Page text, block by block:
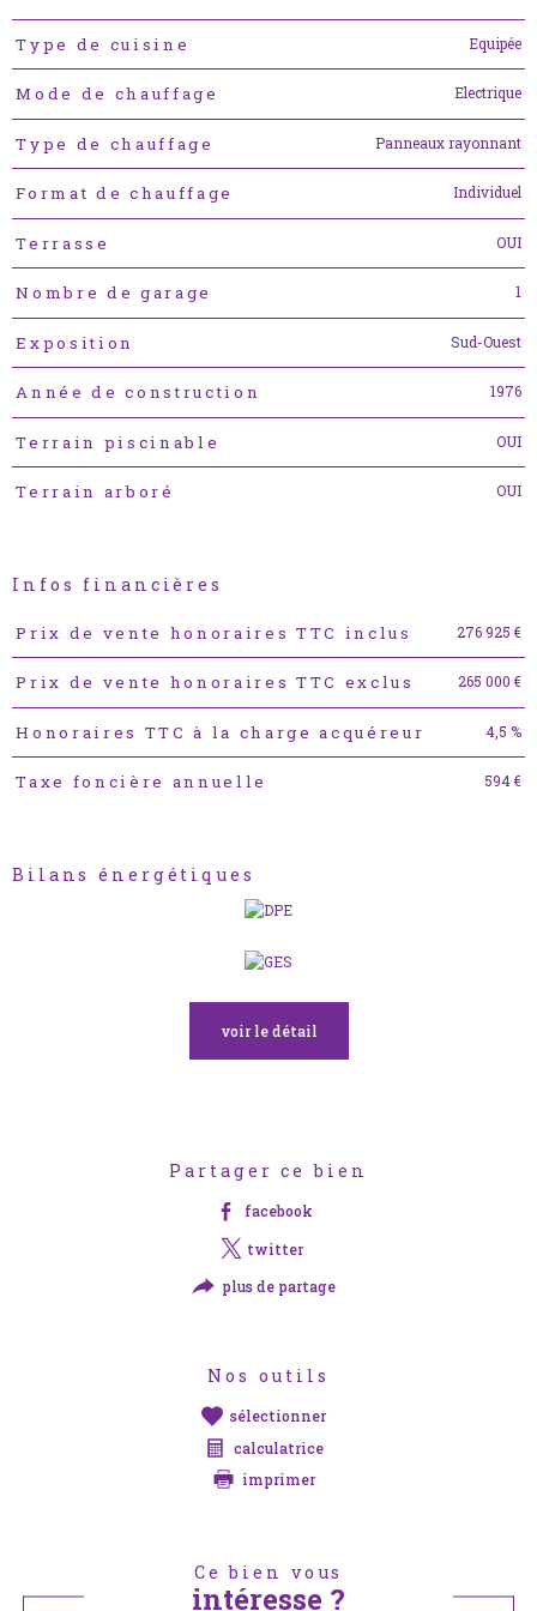
Type de cuisine Equipée
Mode de chauffage Electrique
Type de chauffage Panneaux rayonnant
Format de chauffage Individuel
Terrasse OUI
Nombre de garage 1
Exposition Sud-Ouest
Année de construction 1976
Terrain piscinable OUI
Terrain arboré OUI
Infos financières
Caractéristiques Valeurs
Prix de vente honoraires TTC inclus 276 925 €
Prix de vente honoraires TTC exclus 265 000 €
Honoraires TTC à la charge acquéreur 4,5 %
Taxe foncière annuelle 594 €
Bilans énergétiques
voir le détail
Partager ce bien
facebook
twitter
plus de partage
Nos outils
sélectionner
calculatrice
imprimer
Ce bien vous
intéresse ?